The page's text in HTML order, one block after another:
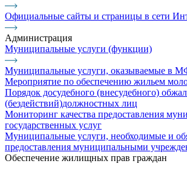
Официальные сайты и страницы в сети
Администрация
Муниципальные услуги (функции)
Муниципальные услуги, оказываемые в
Мероприятие по обеспечению жильем
Порядок досудебного (внесудебного)
(бездействий)должностных лиц
Мониторинг качества предоставления
государственных услуг
Муниципальные услуги, необходимые и
предоставления муниципальными
Обеспечение жилищных прав граждан